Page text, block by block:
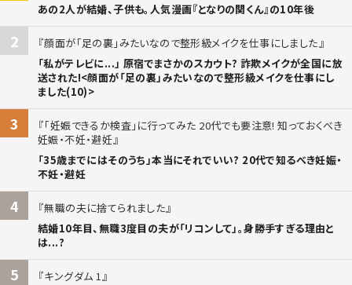
あの2人が結婚、子供も。人気漫画『となりの関くん』の10年後
2
顔面が「足の裏」みたいなので整形級メイクを仕事にしました
「私がテレビに...」 原宿でまさかのスカウト? 詐欺メイクが全国に放
送された!<顔面が「足の裏」みたいなので整形級メイクを仕事にし
ました(10)>
3
「妊娠できるか検査」に行ってみた 20代でも要注意! 知っておくべき
妊娠・不妊・避妊
「35歳までにはそのうち」本当にそれでいい? 20代で知るべき妊娠・
不妊・避妊
4
無職の夫に捨てられました
結婚10年目、無職3度目の夫が「リコンして」。身勝手すぎる理由と
は...?
5
キングダム 1